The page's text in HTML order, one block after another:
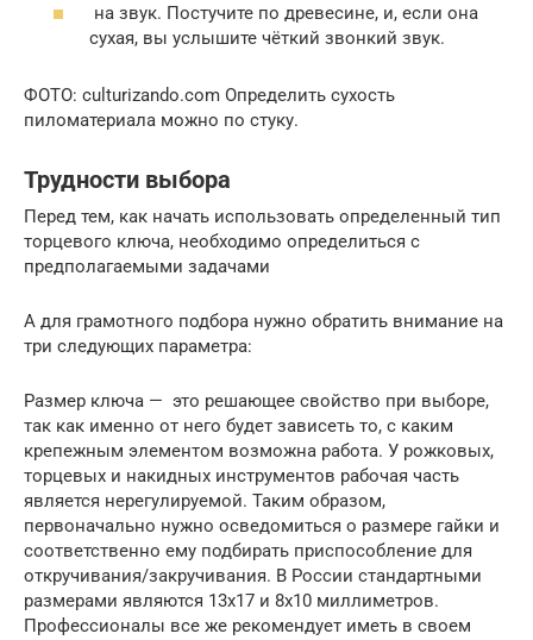
на звук. Постучите по древесине, и, если она
сухая, вы услышите чёткий звонкий звук.
ФОТО: culturizando.com Определить сухость
пиломатериала можно по стуку.
Трудности выбора
Перед тем, как начать использовать определенный тип
торцевого ключа, необходимо определиться с
предполагаемыми задачами
А для грамотного подбора нужно обратить внимание на
три следующих параметра:
Размер ключа — это решающее свойство при выборе,
так как именно от него будет зависеть то, с каким
крепежным элементом возможна работа. У рожковых,
торцевых и накидных инструментов рабочая часть
является нерегулируемой. Таким образом,
первоначально нужно осведомиться о размере гайки и
соответственно ему подбирать приспособление для
откручивания/закручивания. В России стандартными
размерами являются 13х17 и 8х10 миллиметров.
Профессионалы все же рекомендует иметь в своем